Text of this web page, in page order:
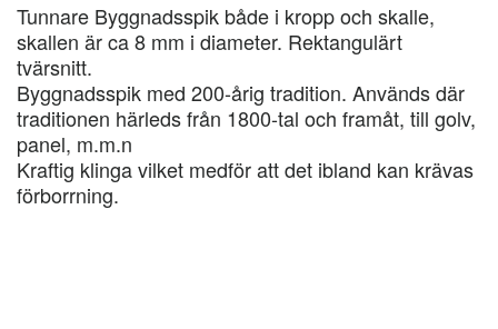
Tunnare Byggnadsspik både i kropp och skalle,
skallen är ca 8 mm i diameter. Rektangulärt
tvärsnitt.
Byggnadsspik med 200-årig tradition. Används där
traditionen härleds från 1800-tal och framåt, till golv,
panel, m.m.n
Kraftig klinga vilket medför att det ibland kan krävas
förborrning.